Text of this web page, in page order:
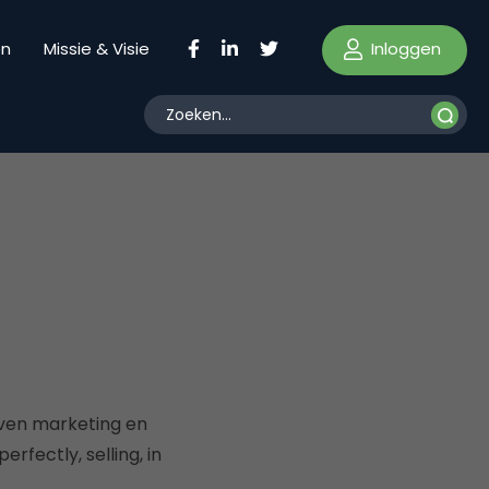
Missie & Visie Inloggen
marketing en
selling, in